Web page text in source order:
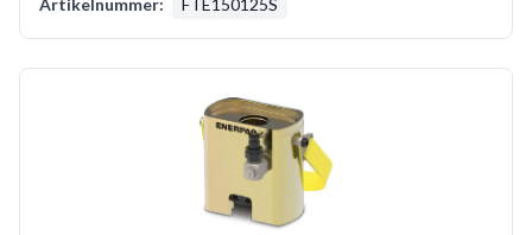
Artikelnummer:
FTE150125S